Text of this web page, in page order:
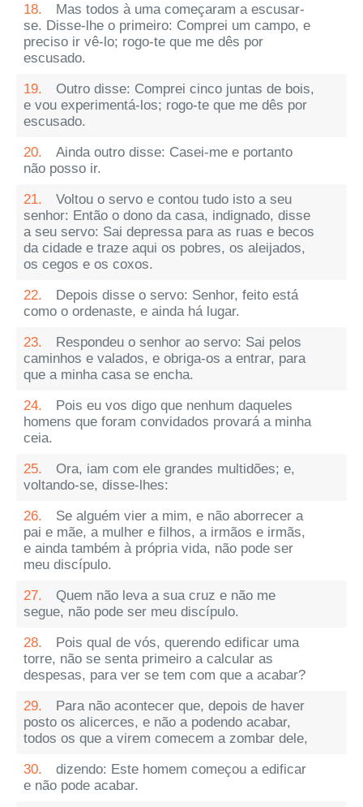
18.
Mas todos à uma começaram a escusar-
se. Disse-lhe o primeiro: Comprei um campo, e
preciso ir vê-lo; rogo-te que me dês por
escusado.
19.
Outro disse: Comprei cinco juntas de bois,
e vou experimentá-los; rogo-te que me dês por
escusado.
20.
Ainda outro disse: Casei-me e portanto
não posso ir.
21.
Voltou o servo e contou tudo isto a seu
senhor: Então o dono da casa, indignado, disse
a seu servo: Sai depressa para as ruas e becos
da cidade e traze aqui os pobres, os aleijados,
os cegos e os coxos.
22.
Depois disse o servo: Senhor, feito está
como o ordenaste, e ainda há lugar.
23.
Respondeu o senhor ao servo: Sai pelos
caminhos e valados, e obriga-os a entrar, para
que a minha casa se encha.
24.
Pois eu vos digo que nenhum daqueles
homens que foram convidados provará a minha
ceia.
25.
Ora, iam com ele grandes multidões; e,
voltando-se, disse-lhes:
26.
Se alguém vier a mim, e não aborrecer a
pai e mãe, a mulher e filhos, a irmãos e irmãs,
e ainda também à própria vida, não pode ser
meu discípulo.
27.
Quem não leva a sua cruz e não me
segue, não pode ser meu discípulo.
28.
Pois qual de vós, querendo edificar uma
torre, não se senta primeiro a calcular as
despesas, para ver se tem com que a acabar?
29.
Para não acontecer que, depois de haver
posto os alicerces, e não a podendo acabar,
todos os que a virem comecem a zombar dele,
30.
dizendo: Este homem começou a edificar
e não pode acabar.